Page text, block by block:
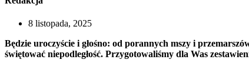
8 listopada, 2025
Będzie uroczyście i głośno: od porannych mszy i
świętować niepodległość. Przygotowaliśmy dla Was